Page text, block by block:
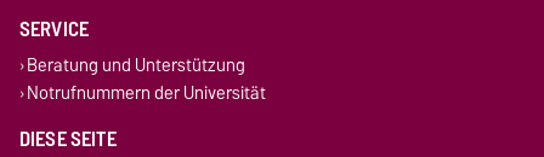
SERVICE
Beratung und Unterstützung
Notrufnummern der Universität
DIESE SEITE